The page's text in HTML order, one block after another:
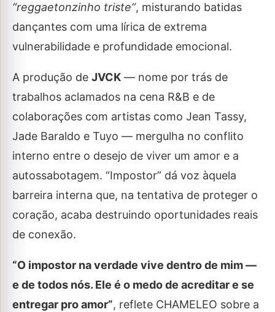
“reggaetonzinho triste”, misturando batidas
dançantes com uma lírica de extrema
vulnerabilidade e profundidade emocional.
A produção de JVCK — nome por trás de
trabalhos aclamados na cena R&B e de
colaborações com artistas como Jean Tassy,
Jade Baraldo e Tuyo — mergulha no conflito
interno entre o desejo de viver um amor e a
autossabotagem. “Impostor” dá voz àquela
barreira interna que, na tentativa de proteger o
coração, acaba destruindo oportunidades reais
de conexão.
“O impostor na verdade vive dentro de mim —
e de todos nós. Ele é o medo de acreditar e se
entregar pro amor”, reflete CHAMELEO sobre a